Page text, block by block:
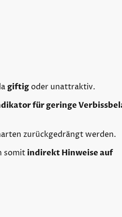
giftigoder unattraktiv.
für geringe
zurückgedrängt werden.
somit indirekt Hinweise auf